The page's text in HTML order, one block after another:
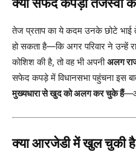
क्या सफेद कपड़ा तेजस्वी
तेज प्रताप का ये कदम उनके छोटे भाई
हो सकता है—कि अगर परिवार ने उन्हें
कोशिश की है, तो वह भी अपनीअलग
सफेद कपड़े में विधानसभा पहुंचना इस
मुख्यधारा से खुद को अलग कर चुके हैं
क्या आरजेडी में खुल चुकी है